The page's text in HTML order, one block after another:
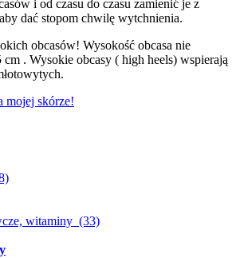
i od czasu do czasu zamienić je z
dać stopom chwilę wytchnienia.
obcasów! Wysokość obcasa nie
. Wysokie obcasy ( high heels) wspierają
mojej skórze!
witaminy (33)